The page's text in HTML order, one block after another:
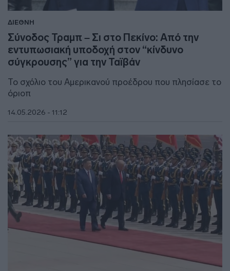
ΔΙΕΘΝΗ
Σύνοδος Τραμπ – Σι στο Πεκίνο: Από την
εντυπωσιακή υποδοχή στον “κίνδυνο
σύγκρουσης” για την Ταϊβάν
Το σχόλιο του Αμερικανού προέδρου που πλησίασε το
όριοπ
14.05.2026 - 11:12